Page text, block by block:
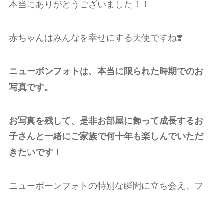
本当にありがとうございました！！
赤ちゃんはみんなを幸せにする天使ですね❣️
ニューボンフォトは、本当に限られた時期でのお
写真です。
お写真を残して、是非お部屋に飾って成長するお
子さんと一緒にご家族で何十年も楽しんでいただ
きたいです！
ニューボーンフォトの特別な瞬間に立ち会え、フ